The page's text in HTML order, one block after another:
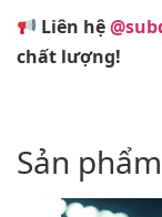
Liên hệ
chất lượng!
Sản